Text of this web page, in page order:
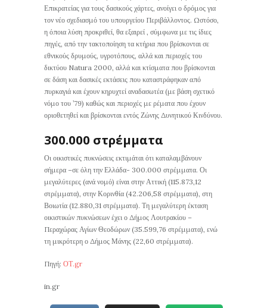
Επικρατείας για τους δασικούς χάρτες, ανοίγει ο δρόμος για
τον νέο σχεδιασμό του υπουργείου Περιβάλλοντος. Ωστόσο,
η όποια λύση προκριθεί, θα εξαιρεί , σύμφωνα με τις ίδιες
πηγές, από την τακτοποίηση τα κτήρια που βρίσκονται σε
εθνικούς δρυμούς, υγροτόπους, αλλά και περιοχές του
δικτύου Natura 2000, αλλά και κτίσματα που βρίσκονται
σε δάση και δασικές εκτάσεις που καταστράφηκαν από
πυρκαγιά και έχουν κηρυχτεί αναδασωτέα (με βάση σχετικό
νόμο του ’79) καθώς και περιοχές με ρέματα που έχουν
οριοθετηθεί και βρίσκονται εντός Ζώνης Δυνητικού Κινδύνου.
300.000 στρέμματα
Οι οικιστικές πυκνώσεις εκτιμάται ότι καταλαμβάνουν
σήμερα –σε όλη την Ελλάδα- 300.000 στρέμματα. Οι
μεγαλύτερες (ανά νομό) είναι στην Αττική (115.873,12
στρέμματα), στην Κορινθία (42.206,58 στρέμματα), στη
Βοιωτία (12.880,31 στρέμματα). Τη μεγαλύτερη έκταση
οικιστικών πυκνώσεων έχει ο Δήμος Λουτρακίου –
Περαχώρας Αγίων Θεοδώρων (35.599,76 στρέμματα), ενώ
τη μικρότερη ο Δήμος Μάνης (22,60 στρέμματα).
Πηγή: ΟΤ.gr
in.gr